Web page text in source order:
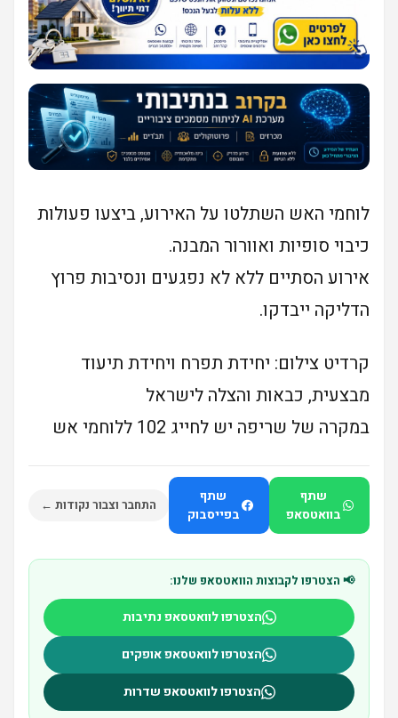
לוחמי האש השתלטו על האירוע, ביצעו פעולות
כיבוי סופיות ואוורור המבנה.
אירוע הסתיים ללא לא נפגעים ונסיבות פרוץ
הדליקה ייבדקו.
קרדיט צילום: יחידת תפרח ויחידת תיעוד
מבצעית, כבאות והצלה לישראל
במקרה של שריפה יש לחייג 102 ללוחמי אש
שתף
בוואטסאפ
שתף
בפייסבוק
התחבר וצבור נקודות ←
📢 הצטרפו לקבוצות הוואטסאפ שלנו:
הצטרפו לוואטסאפ נתיבות
הצטרפו לוואטסאפ אופקים
הצטרפו לוואטסאפ שדרות